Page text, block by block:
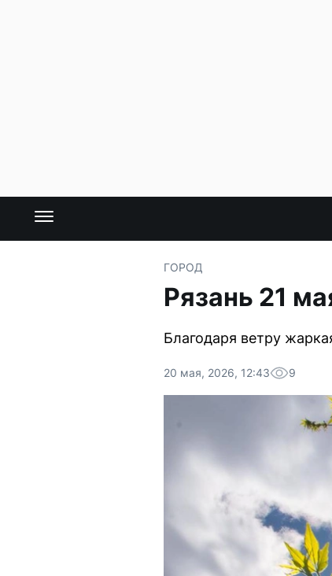
ГОРОД
Рязань 21
Благодаря ветру
20 мая, 2026, 12:43 9